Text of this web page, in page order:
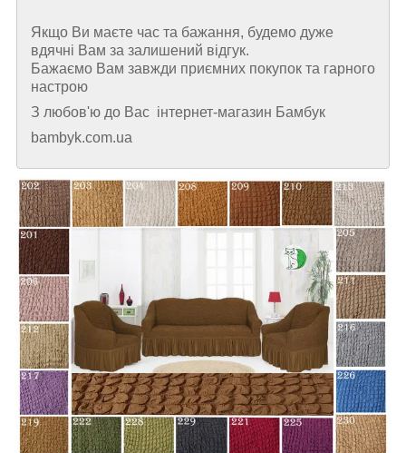
Якщо Ви маєте час та бажання, будемо дуже
вдячні Вам за залишений відгук.
Бажаємо Вам завжди приємних покупок та гарного
настрою
З любов'ю до Вас інтернет-магазин Бамбук
bambyk.com.ua